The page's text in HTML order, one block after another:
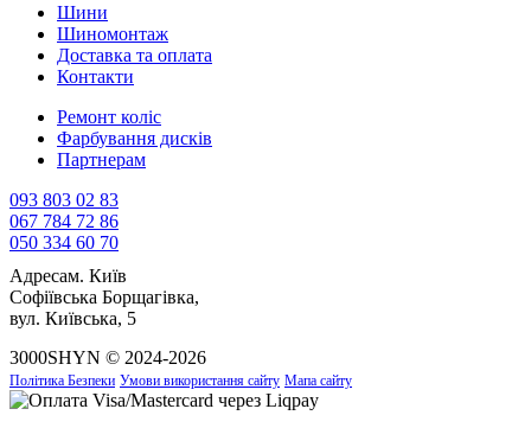
Шини
Шиномонтаж
Доставка та оплата
Контакти
Ремонт коліс
Фарбування дисків
Партнерам
093 803 02 83
067 784 72 86
050 334 60 70
Адресам. Київ
Софіївська Борщагівка,
вул. Київська, 5
3000SHYN © 2024-2026
Політика Безпеки Умови використання сайту Мапа сайту